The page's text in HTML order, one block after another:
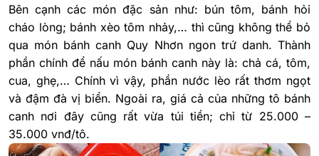
Bên cạnh các món đặc sản như: bún tôm, bánh hỏi
cháo lòng; bánh xèo tôm nhảy,… thì cũng không thể bỏ
qua món bánh canh Quy Nhơn ngon trứ danh. Thành
phần chính để nấu món bánh canh này là: chả cá, tôm,
cua, ghẹ,… Chính vì vậy, phần nước lèo rất thơm ngọt
và đậm đà vị biển. Ngoài ra, giá cả của những tô bánh
canh nơi đây cũng rất vừa túi tiền; chỉ từ 25.000 –
35.000 vnđ/tô.